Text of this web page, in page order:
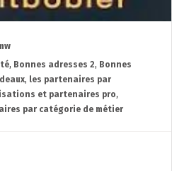
, Bonnes adresses 2, Bonnes
, les partenaires par
et partenaires pro,
par catégorie de métier